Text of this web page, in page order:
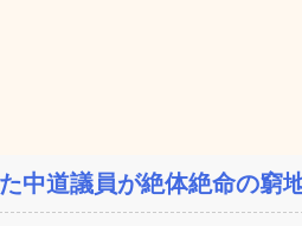
中道議員が絶体絶命の窮